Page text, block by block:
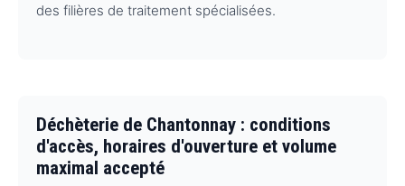
des filières de traitement spécialisées.
Déchèterie de Chantonnay : conditions
d'accès, horaires d'ouverture et volume
maximal accepté